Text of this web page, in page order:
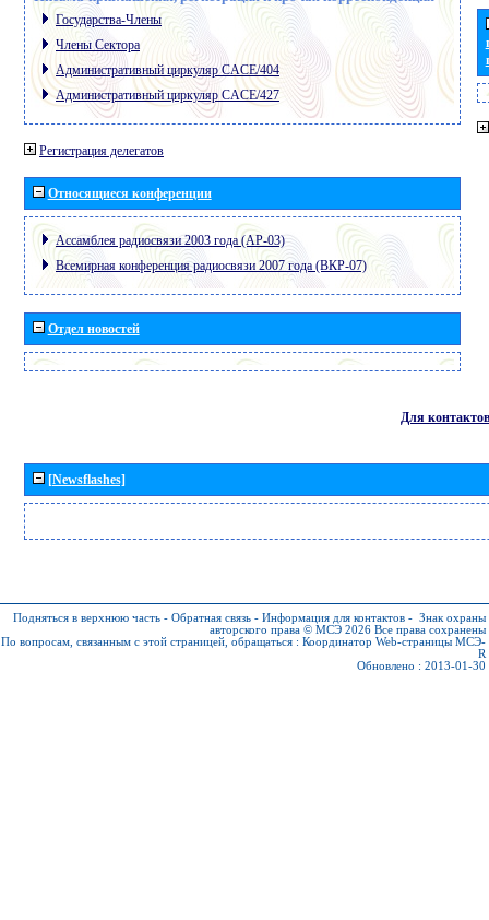
Государства-Члены
Члены Сектора
Административный циркуляр CACE/404
Административный циркуляр CACE/427
Регистрация делегатов
Относящиеся конференции
Ассамблея радиосвязи 2003 года (АР-03)
Всемирная конференция радиосвязи 2007 года (ВКР-07)
Отдел новостей
Для контактов
[Newsflashes]
Подняться в верхнюю часть - Обратная связь - Информация для контактов - Знак охраны
авторского права © МСЭ 2026 Все права сохранены
По вопросам, связанным с этой страницей, обращаться : Координатор Web-страницы МСЭ-
R
Обновлено : 2013-01-30